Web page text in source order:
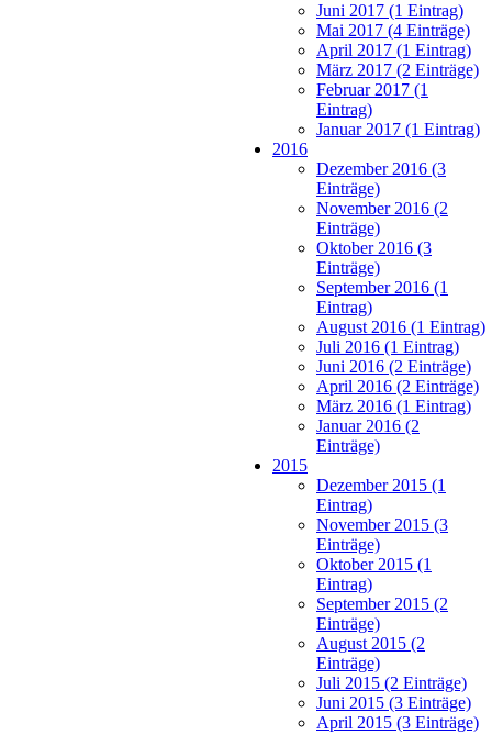
Juni 2017 (1 Eintrag)
Mai 2017 (4 Einträge)
April 2017 (1 Eintrag)
März 2017 (2 Einträge)
Februar 2017 (1
Eintrag)
Januar 2017 (1 Eintrag)
2016
Dezember 2016 (3
Einträge)
November 2016 (2
Einträge)
Oktober 2016 (3
Einträge)
September 2016 (1
Eintrag)
August 2016 (1 Eintrag)
Juli 2016 (1 Eintrag)
Juni 2016 (2 Einträge)
April 2016 (2 Einträge)
März 2016 (1 Eintrag)
Januar 2016 (2
Einträge)
2015
Dezember 2015 (1
Eintrag)
November 2015 (3
Einträge)
Oktober 2015 (1
Eintrag)
September 2015 (2
Einträge)
August 2015 (2
Einträge)
Juli 2015 (2 Einträge)
Juni 2015 (3 Einträge)
April 2015 (3 Einträge)